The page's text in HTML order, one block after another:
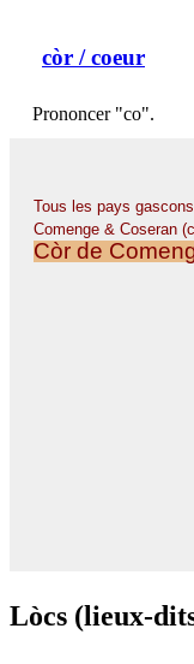
còr / coeur
Prononcer "co".
Lòcs (lieux-